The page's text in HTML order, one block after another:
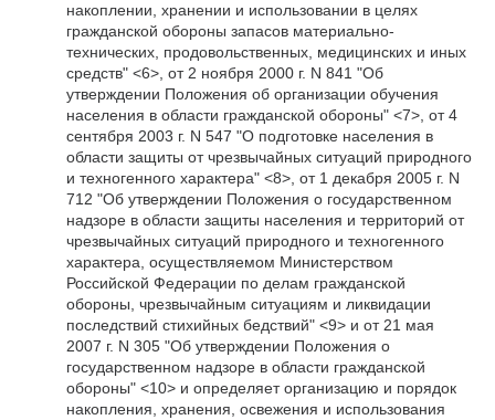
накоплении, хранении и использовании в целях
гражданской обороны запасов материально-
технических, продовольственных, медицинских и иных
средств" <6>, от 2 ноября 2000 г. N 841 "Об
утверждении Положения об организации обучения
населения в области гражданской обороны" <7>, от 4
сентября 2003 г. N 547 "О подготовке населения в
области защиты от чрезвычайных ситуаций природного
и техногенного характера" <8>, от 1 декабря 2005 г. N
712 "Об утверждении Положения о государственном
надзоре в области защиты населения и территорий от
чрезвычайных ситуаций природного и техногенного
характера, осуществляемом Министерством
Российской Федерации по делам гражданской
обороны, чрезвычайным ситуациям и ликвидации
последствий стихийных бедствий" <9> и от 21 мая
2007 г. N 305 "Об утверждении Положения о
государственном надзоре в области гражданской
обороны" <10> и определяет организацию и порядок
накопления, хранения, освежения и использования